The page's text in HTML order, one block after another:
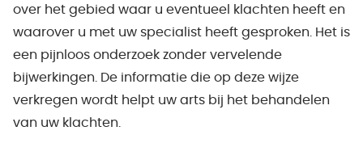
over het gebied waar u eventueel klachten heeft en
waarover u met uw specialist heeft gesproken. Het is
een pijnloos onderzoek zonder vervelende
bijwerkingen. De informatie die op deze wijze
verkregen wordt helpt uw arts bij het behandelen
van uw klachten.